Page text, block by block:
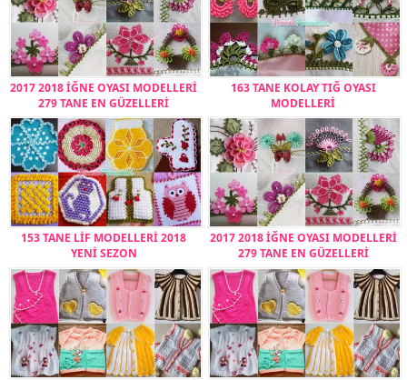
2017 2018 İĞNE OYASI MODELLERİ
279 TANE EN GÜZELLERİ
163 TANE KOLAY TIĞ OYASI
MODELLERİ
153 TANE LİF MODELLERİ 2018
YENİ SEZON
2017 2018 İĞNE OYASI MODELLERİ
279 TANE EN GÜZELLERİ